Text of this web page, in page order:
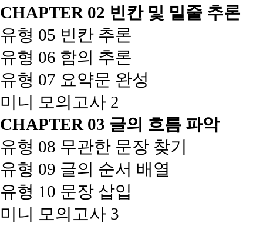
CHAPTER 02 빈칸 및 밑줄 추론
유형 05 빈칸 추론
유형 06 함의 추론
유형 07 요약문 완성
미니 모의고사 2
CHAPTER 03 글의 흐름 파악
유형 08 무관한 문장 찾기
유형 09 글의 순서 배열
유형 10 문장 삽입
미니 모의고사 3